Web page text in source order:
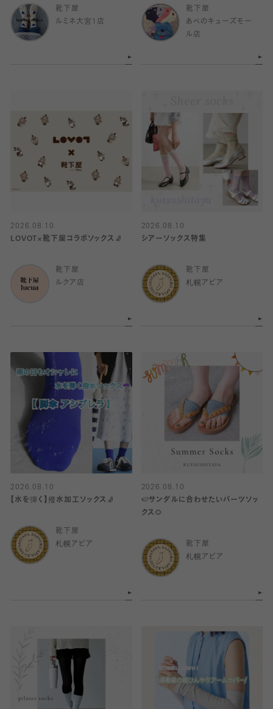
靴下屋
ルミネ大宮1店
靴下屋
あべのキューズモー
ル店
2026.08.10
LOVOT×靴下屋コラボソックス🧦
靴下屋
ルクア店
2026.08.10
シアーソックス特集
靴下屋
札幌アピア
2026.08.10
【水を弾く】撥水加工ソックス🧦
靴下屋
札幌アピア
2026.08.10
🍉サンダルに合わせたいパーツソッ
クス🌻
靴下屋
札幌アピア